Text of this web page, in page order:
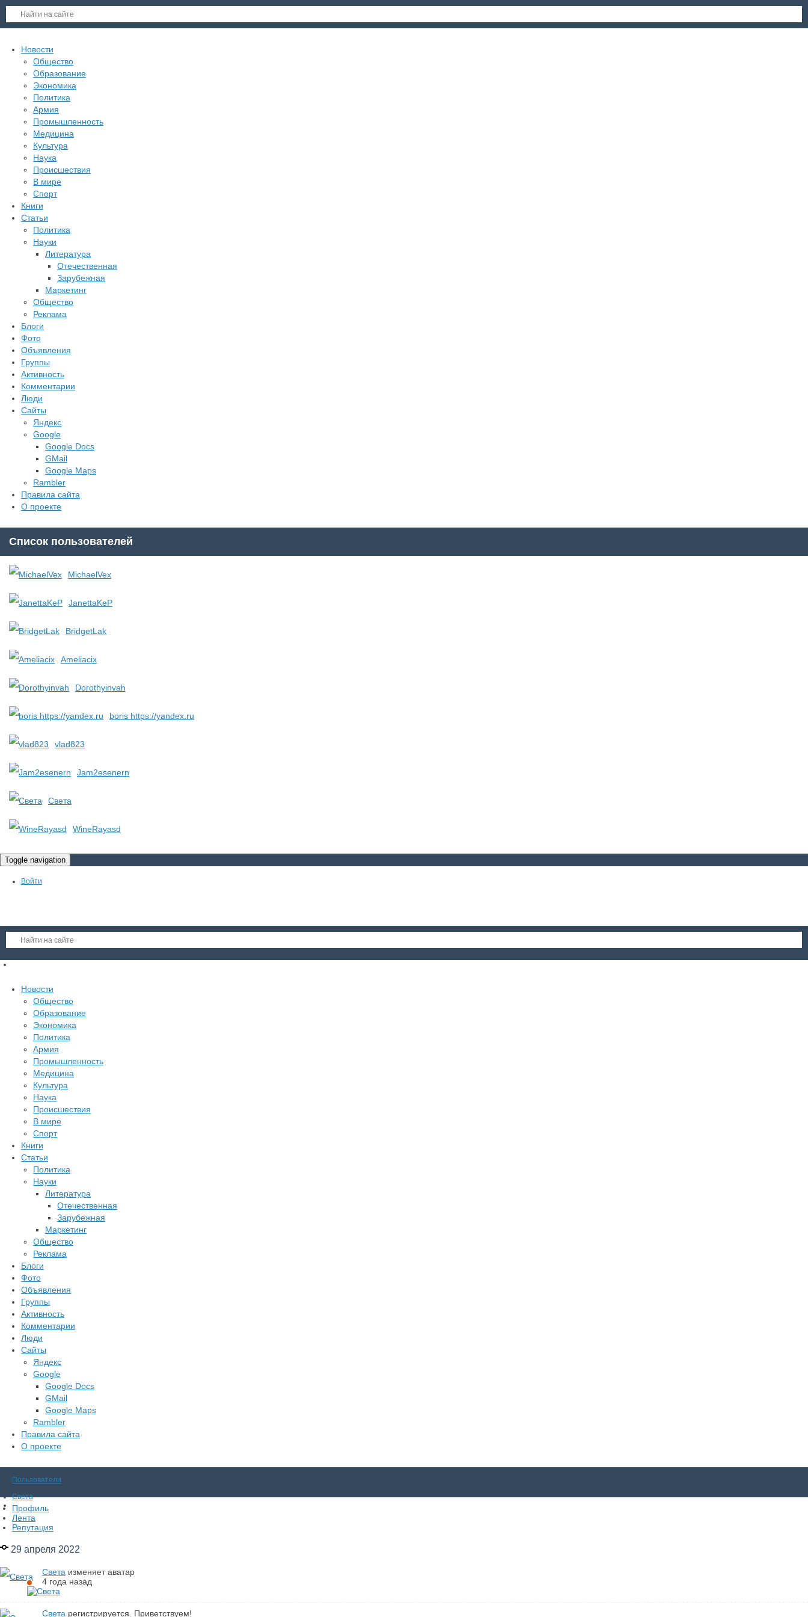
Новости
Общество
Образование
Экономика
Политика
Армия
Промышленность
Медицина
Культура
Наука
Происшествия
В мире
Спорт
Книги
Статьи
Политика
Науки
Литература
Отечественная
Зарубежная
Маркетинг
Общество
Реклама
Блоги
Фото
Объявления
Группы
Активность
Комментарии
Люди
Сайты
Яндекс
Google
Google Docs
GMail
Google Maps
Rambler
Правила сайта
О проекте
Список пользователей
MichaelVex
JanettaKeP
BridgetLak
Ameliacix
Dorothyinvah
boris https://yandex.ru
vlad823
Jam2esenern
Света
WineRayasd
Toggle navigation
Войти
Гость
Войти
Регистрация
Новости
Общество
Образование
Экономика
Политика
Армия
Промышленность
Медицина
Культура
Наука
Происшествия
В мире
Спорт
Книги
Статьи
Политика
Науки
Литература
Отечественная
Зарубежная
Маркетинг
Общество
Реклама
Блоги
Фото
Объявления
Группы
Активность
Комментарии
Люди
Сайты
Яндекс
Google
Google Docs
GMail
Google Maps
Rambler
Правила сайта
О проекте
Пользователи
Света
Профиль
Лента
Репутация
29 апреля 2022
Света изменяет аватар
4 года назад
Света регистрируется. Приветствуем!